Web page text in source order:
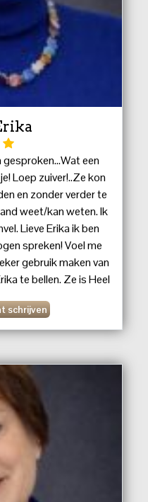
een
Loep zuiver!..Ze kon
en zonder verder te
weet/kan weten. Ik
Lieve Erika ik ben
spreken! Voel me
gebruik maken van
te bellen. Ze is Heel
schrijven